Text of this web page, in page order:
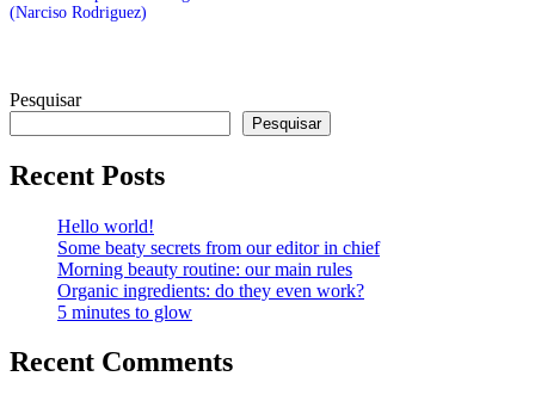
(Narciso Rodriguez)
Pesquisar
Pesquisar
Recent Posts
Hello world!
Some beaty secrets from our editor in chief
Morning beauty routine: our main rules
Organic ingredients: do they even work?
5 minutes to glow
Recent Comments